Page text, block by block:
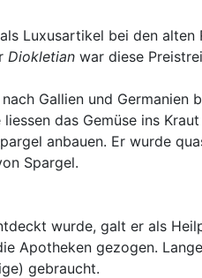
Luxusartikel bei den
Diokletian war diese
Gallien und
das Gemüse ins
anbauen. Er wurde
Spargel.
wurde, galt er als
Apotheken gezogen.
gebraucht.